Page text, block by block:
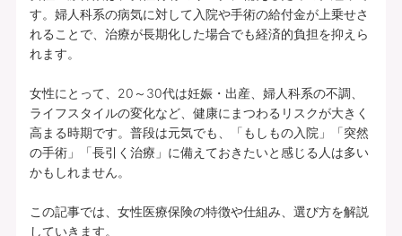
す。婦人科系の病気に対して入院や手術の給付金が上乗せさ
れることで、治療が長期化した場合でも経済的負担を抑えら
れます。
女性にとって、20～30代は妊娠・出産、婦人科系の不調、
ライフスタイルの変化など、健康にまつわるリスクが大きく
高まる時期です。普段は元気でも、「もしもの入院」「突然
の手術」「長引く治療」に備えておきたいと感じる人は多い
かもしれません。
この記事では、女性医療保険の特徴や仕組み、選び方を解説
していきます。